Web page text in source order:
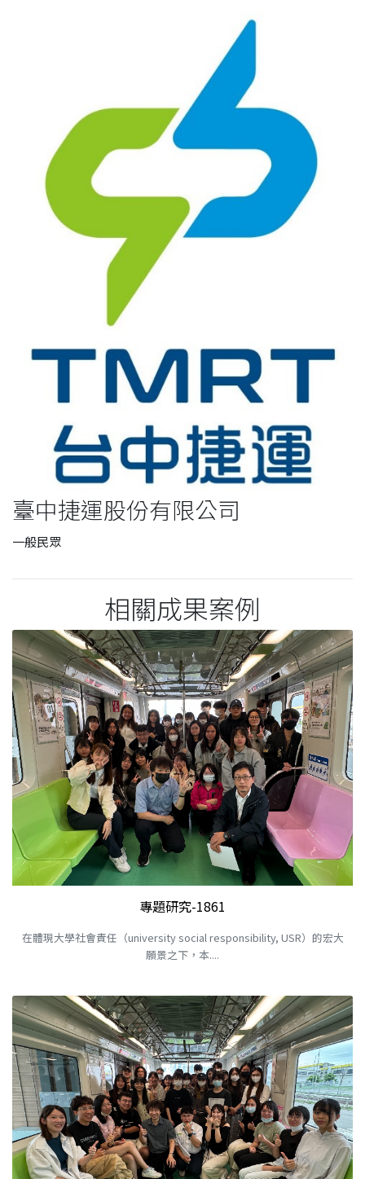
臺中捷運股份有限公司
一般民眾
相關成果案例
專題研究-1861
在體現大學社會責任（university social responsibility, USR）的宏大
願景之下，本....